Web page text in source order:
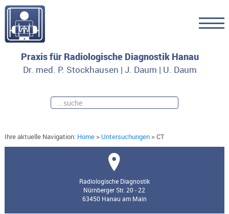
Praxis für Radiologische Diagnostik Hanau
Dr. med. P. Stockhausen | J. Daum | U. Daum
Ihre aktuelle Navigation: Home> Untersuchungen>CT
Radiologische Diagnostik
Nürnberger Str. 20 - 22
63450 Hanau am Main